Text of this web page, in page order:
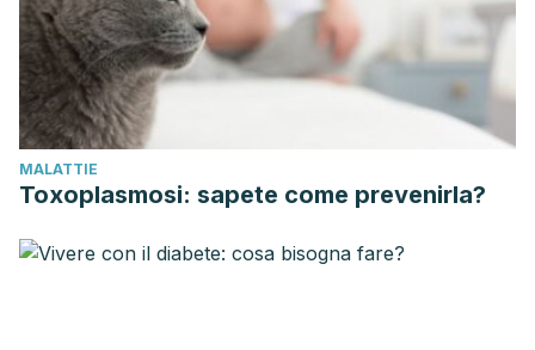
MALATTIE
Toxoplasmosi: sapete come prevenirla?